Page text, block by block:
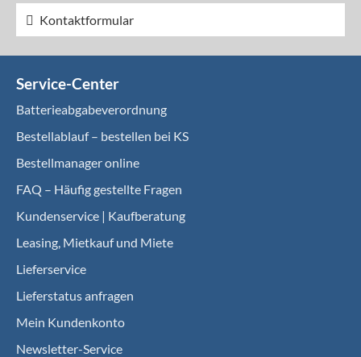
Kontaktformular
Service-Center
Batterieabgabeverordnung
Bestellablauf – bestellen bei KS
Bestellmanager online
FAQ – Häufig gestellte Fragen
Kundenservice | Kaufberatung
Leasing, Mietkauf und Miete
Lieferservice
Lieferstatus anfragen
Mein Kundenkonto
Newsletter-Service